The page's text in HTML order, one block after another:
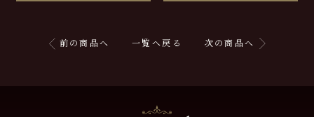
前の商品へ 一覧へ戻る 次の商品へ